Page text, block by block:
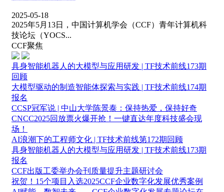
2025-05-18
2025年5月13日，中国计算机学会（CCF）青年计算机科
技论坛（YOCS...
CCF聚焦
具身智能机器人的大模型与应用研发 | TF技术前线173期
回顾
大模型驱动的制造智能体探索与实践 | TF技术前线174期
报名
CCSP冠军说 | 中山大学陈景泰：保持热爱，保持好奇
CNCC2025回放票火爆开抢！一键直达年度科技盛会现
场！
AI浪潮下的工程师文化 | TF技术前线第172期回顾
具身智能机器人的大模型与应用研发 | TF技术前线173期
报名
CCF出版工委举办会刊质量提升主题研讨会
祝贺！15个项目入选2025CCF企业数字化发展优秀案例